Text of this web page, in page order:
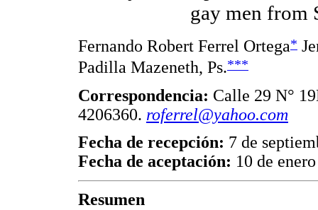
gay men from
Fernando Robert Ferrel Ortega*
Padilla Mazeneth, Ps.***
Correspondencia: Calle 29 N°
4206360. roferrel@yahoo.com
Fecha de recepción: 7 de
Fecha de aceptación: 10 de
Resumen